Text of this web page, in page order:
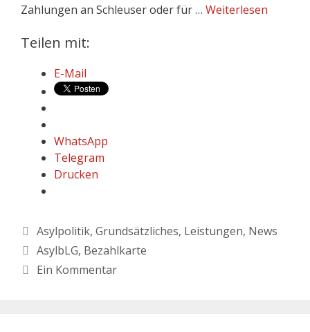
Zahlungen an Schleuser oder für … Weiterlesen
Teilen mit:
E-Mail
WhatsApp
Telegram
Drucken
Asylpolitik, Grundsätzliches, Leistungen, News
AsylbLG, Bezahlkarte
Ein Kommentar